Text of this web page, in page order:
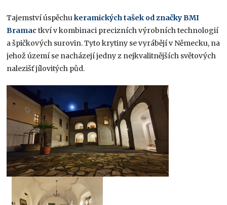
Tajemství úspěchukeramických tašek od značky BMI
Bramac tkví v kombinaci precizních výrobních technologií
a špičkových surovin. Tyto krytiny se vyrábějí v Německu, na
jehož území se nacházejí jedny z nejkvalitnějších světových
nalezišť jílovitých půd.